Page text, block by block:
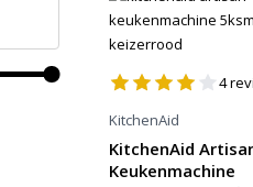
4
KitchenAid
KitchenAid
Keukenmachine